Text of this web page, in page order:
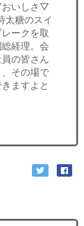
いしさ▽
糖のスイ
ークを取
経理。会
の皆さん
その場で
ますよと